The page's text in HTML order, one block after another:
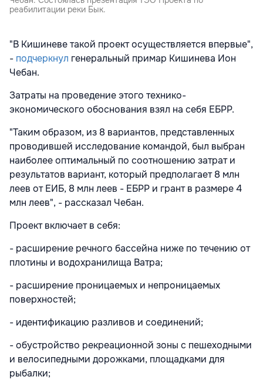
реабилитации реки Бык.
"В Кишиневе такой проект осуществляется впервые",
- подчеркнул генеральный примар Кишинева Ион
Чебан.
Затраты на проведение этого технико-
экономического обоснования взял на себя ЕБРР.
"Таким образом, из 8 вариантов, представленных
проводившей исследование командой, был выбран
наиболее оптимальный по соотношению затрат и
результатов вариант, который предполагает 8 млн
леев от ЕИБ, 8 млн леев - ЕБРР и грант в размере 4
млн леев", - рассказал Чебан.
Проект включает в себя:
- расширение речного бассейна ниже по течению от
плотины и водохранилища Ватра;
- расширение проницаемых и непроницаемых
поверхностей;
- идентификацию разливов и соединений;
- обустройство рекреационной зоны с пешеходными
и велосипедными дорожками, площадками для
рыбалки;